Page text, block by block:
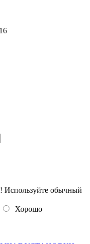
Используйте обычный
Хорошо